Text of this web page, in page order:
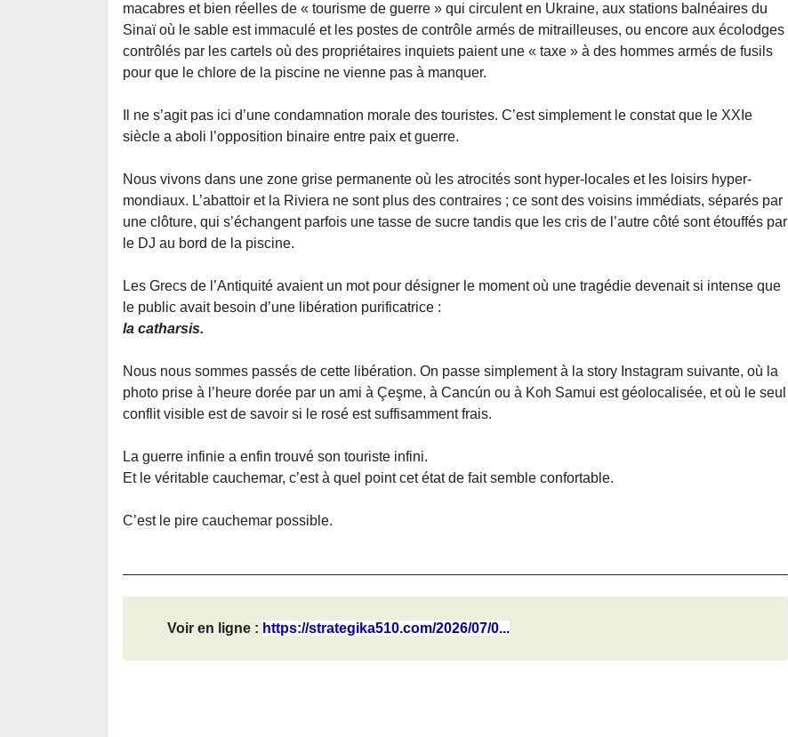
macabres et bien réelles de « tourisme de guerre » qui circulent en Ukraine, aux stations balnéaires du
Sinaï où le sable est immaculé et les postes de contrôle armés de mitrailleuses, ou encore aux écolodges
contrôlés par les cartels où des propriétaires inquiets paient une « taxe » à des hommes armés de fusils
pour que le chlore de la piscine ne vienne pas à manquer.
Il ne s’agit pas ici d’une condamnation morale des touristes. C’est simplement le constat que le XXIe
siècle a aboli l’opposition binaire entre paix et guerre.
Nous vivons dans une zone grise permanente où les atrocités sont hyper-locales et les loisirs hyper-
mondiaux. L’abattoir et la Riviera ne sont plus des contraires ; ce sont des voisins immédiats, séparés par
une clôture, qui s’échangent parfois une tasse de sucre tandis que les cris de l’autre côté sont étouffés par
le DJ au bord de la piscine.
Les Grecs de l’Antiquité avaient un mot pour désigner le moment où une tragédie devenait si intense que
le public avait besoin d’une libération purificatrice :
la catharsis.
Nous nous sommes passés de cette libération. On passe simplement à la story Instagram suivante, où la
photo prise à l’heure dorée par un ami à Çeşme, à Cancún ou à Koh Samui est géolocalisée, et où le seul
conflit visible est de savoir si le rosé est suffisamment frais.
La guerre infinie a enfin trouvé son touriste infini.
Et le véritable cauchemar, c’est à quel point cet état de fait semble confortable.
C’est le pire cauchemar possible.
Voir en ligne : https://strategika510.com/2026/07/0...